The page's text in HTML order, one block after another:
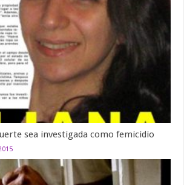
sea investigada como femicidio